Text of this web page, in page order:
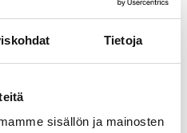
Tietoja
sisällön ja mainosten